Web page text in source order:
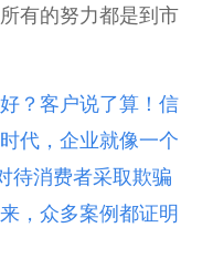
有的努力都是到市
？客户说了算！信
代，企业就像一个
待消费者采取欺骗
，众多案例都证明